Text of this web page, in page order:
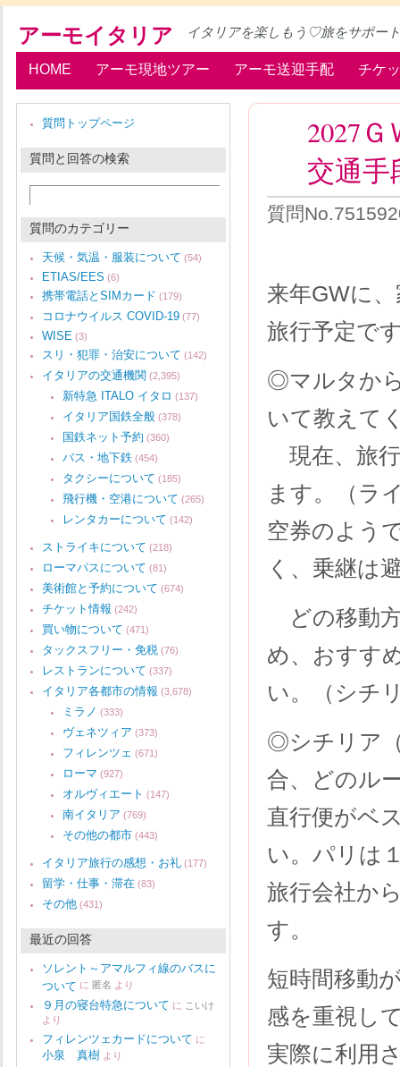
アーモイタリア イタリアを楽しもう♡旅をサポート
HOME アーモ現地ツアー アーモ送迎手配 チケ
2027
交通
質問
来年GWに
旅行予定で
◎マルタか
いて教えて
現在、旅
ます。（ラ
空券のよう
く、乗継は
どの移動
め、おすす
い。（シチ
◎シチリア
合、どのル
直行便がベ
い。パリは
旅行会社か
す。
短時間移動
感を重視し
実際に利用
質問トップページ
質問と回答の検索
質問のカテゴリー
天候・気温・服装について (54)
ETIAS/EES (6)
携帯電話とSIMカード (179)
コロナウイルス COVID-19 (77)
WISE (3)
スリ・犯罪・治安について (142)
イタリアの交通機関 (2,395)
新特急 ITALO イタロ (137)
イタリア国鉄全般 (378)
国鉄ネット予約 (360)
バス・地下鉄 (454)
タクシーについて (185)
飛行機・空港について (265)
レンタカーについて (142)
ストライキについて (218)
ローマパスについて (81)
美術館と予約について (674)
チケット情報 (242)
買い物について (471)
タックスフリー・免税 (76)
レストランについて (337)
イタリア各都市の情報 (3,678)
ミラノ (333)
ヴェネツィア (373)
フィレンツェ (671)
ローマ (927)
オルヴィエート (147)
南イタリア (769)
その他の都市 (443)
イタリア旅行の感想・お礼 (177)
留学・仕事・滞在 (83)
その他 (431)
最近の回答
ソレント～アマルフィ線のバスに
ついて に 匿名 より
９月の寝台特急について に こいけ
より
フィレンツェカードについて に
小泉 真樹 より